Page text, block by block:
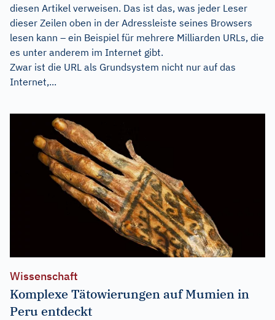
diesen Artikel verweisen. Das ist das, was jeder Leser
dieser Zeilen oben in der Adressleiste seines Browsers
lesen kann – ein Beispiel für mehrere Milliarden URLs, die
es unter anderem im Internet gibt.
Zwar ist die URL als Grundsystem nicht nur auf das
Internet,...
Wissenschaft
Komplexe Tätowierungen auf Mumien in
Peru entdeckt